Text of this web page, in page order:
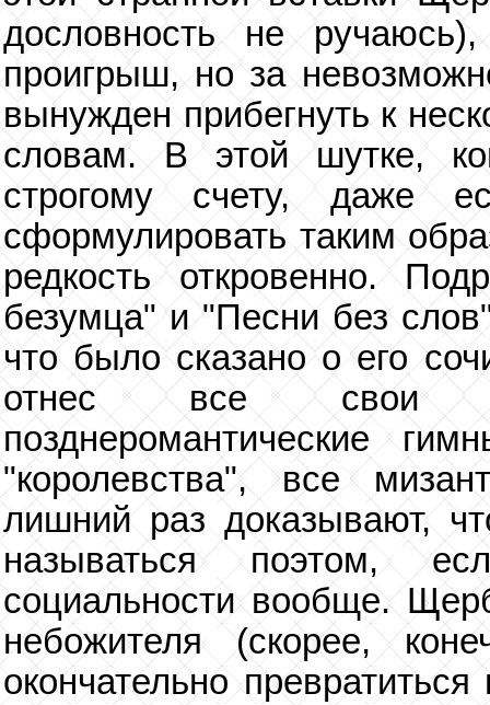
дословность не
проигрыш, но за
вынужден прибегнуть к
словам. В этой шутке,
строгому счету, даже
сформулировать таким
редкость откровенно.
безумца" и "Песни без
что было сказано о его
отнес все свои
позднеромантические
"королевства", все
лишний раз доказывают,
называться поэтом,
социальности вообще.
небожителя (скорее,
окончательно